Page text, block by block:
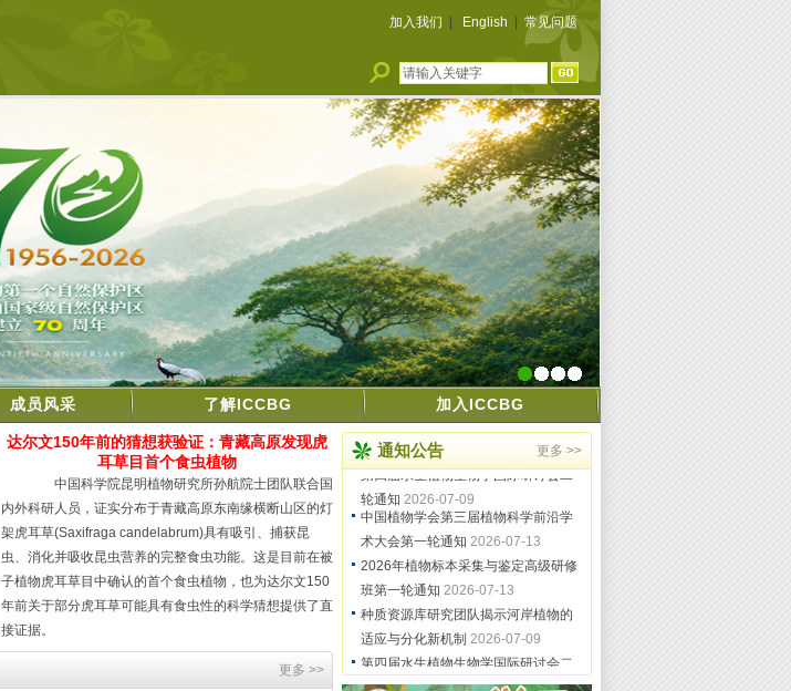
加入我们 English 常见问题
成员风采 了解ICCBG 加入ICCBG
达尔文150年前的猜想获验证：青藏高原发现虎
耳草目首个食虫植物
中国科学院昆明植物研究所孙航院士团队联合国
内外科研人员，证实分布于青藏高原东南缘横断山区的灯
架虎耳草(Saxifraga candelabrum)具有吸引、捕获昆
虫、消化并吸收昆虫营养的完整食虫功能。这是目前在被
子植物虎耳草目中确认的首个食虫植物，也为达尔文150
年前关于部分虎耳草可能具有食虫性的科学猜想提供了直
接证据。
更多 >>
通知公告 更多 >>
中国植物学会第三届植物科学前沿学
术大会第一轮通知 2026-07-13
2026年植物标本采集与鉴定高级研修
班第一轮通知 2026-07-13
种质资源库研究团队揭示河岸植物的
适应与分化新机制
2026-07-09
第四届水生植物生物学国际研讨会二
轮通知 2026-07-09
中国植物学会第三届植物科学前沿学
术大会第一轮通知 2026-07-13
2026年植物标本采集与鉴定高级研修
班第一轮通知 2026-07-13
种质资源库研究团队揭示河岸植物的
适应与分化新机制 2026-07-09
第四届水生植物生物学国际研讨会二
轮通知 2026-07-09